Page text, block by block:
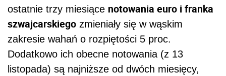
ostatnie trzy miesiące notowania euro i franka
szwajcarskiego zmieniały się w wąskim
zakresie wahań o rozpiętości 5 proc.
Dodatkowo ich obecne notowania (z 13
listopada) są najniższe od dwóch miesięcy,